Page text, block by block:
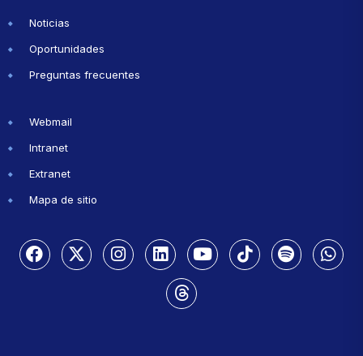
Noticias
Oportunidades
Preguntas frecuentes
Webmail
Intranet
Extranet
Mapa de sitio